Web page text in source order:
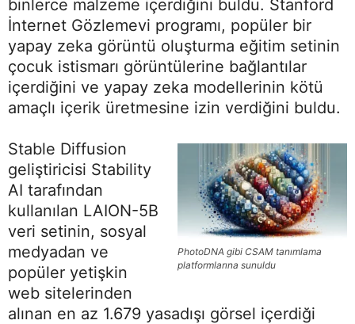
binlerce malzeme içerdiğini buldu. Stanford
İnternet Gözlemevi programı, popüler bir
yapay zeka görüntü oluşturma eğitim setinin
çocuk istismarı görüntülerine bağlantılar
içerdiğini ve yapay zeka modellerinin kötü
amaçlı içerik üretmesine izin verdiğini buldu.
PhotoDNA gibi CSAM tanımlama
platformlarına sunuldu
Stable Diffusion
geliştiricisi Stability
AI tarafından
kullanılan LAION-5B
veri setinin, sosyal
medyadan ve
popüler yetişkin
web sitelerinden
alınan en az 1.679 yasadışı görsel içerdiği